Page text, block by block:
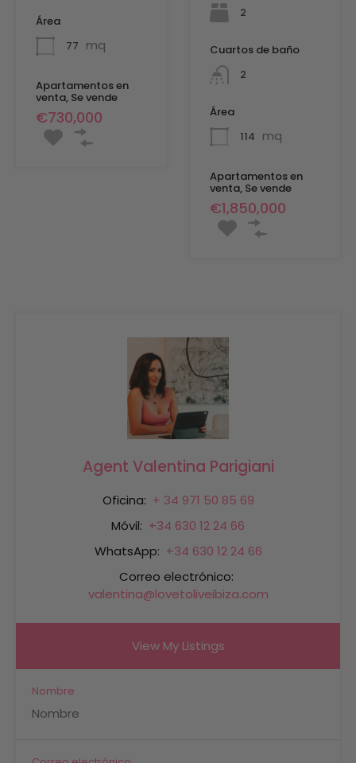
Área
77 mq
Apartamentos en
venta, Se vende
€730,000
2
Cuartos de baño
2
Área
114 mq
Apartamentos en
venta, Se vende
€1,850,000
Agent Valentina Parigiani
Oficina: + 34 971 50 85 69
Móvil: +34 630 12 24 66
WhatsApp: +34 630 12 24 66
Correo electrónico:
valentina@lovetoliveibiza.com
View My Listings
Nombre